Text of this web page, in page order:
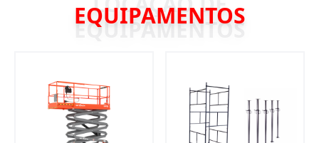
EQUIPAMENTOS